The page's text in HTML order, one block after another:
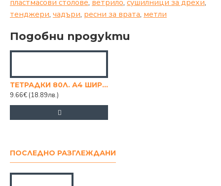
пластмасови столове, ветрило, сушилници за дрехи,
тенджери, чадъри, ресни за врата, метли
Подобни продукти
ТЕТРАДКИ 80Л. А4 ШИРОКИ РЕДОВЕ
9.66€ (18.89лв.)
ПОСЛЕДНО РАЗГЛЕЖДАНИ